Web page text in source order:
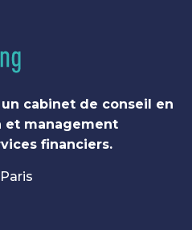
cabinet de conseil en
et management
financiers.